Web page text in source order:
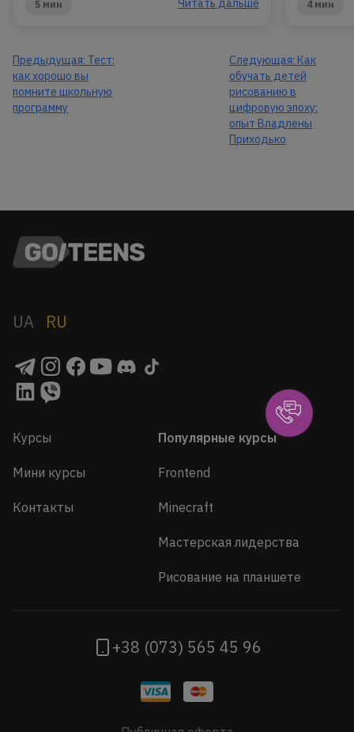
5 мин 4 мин
Предыдущая: Тест:
как хорошо вы
помните школьную
программу
Следующая: Как
обучать детей
рисованию в
цифровую эпоху:
опыт Владлены
Приходько
UA RU
Курсы
Мини курсы
Контакты
Популярные курсы
Frontend
Minecraft
Мастерская лидерства
Рисование на планшете
+38 (073) 565 45 96